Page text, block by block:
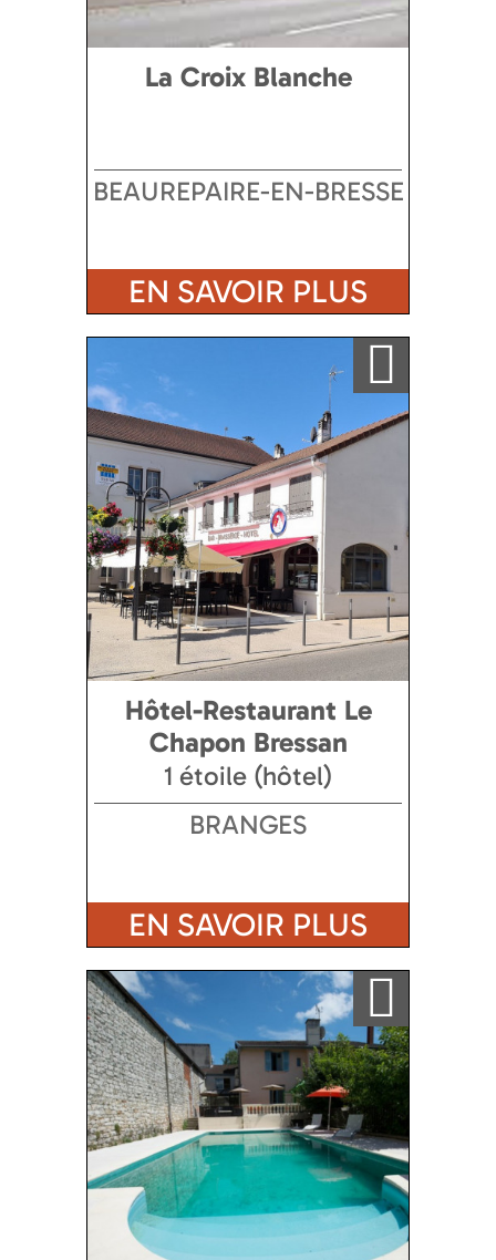
La Croix Blanche
BEAUREPAIRE-EN-BRESSE
EN SAVOIR PLUS
Ajouter a ma sélection
Hôtel-Restaurant Le
Chapon Bressan
1 étoile (hôtel)
BRANGES
EN SAVOIR PLUS
Ajouter a ma sélection